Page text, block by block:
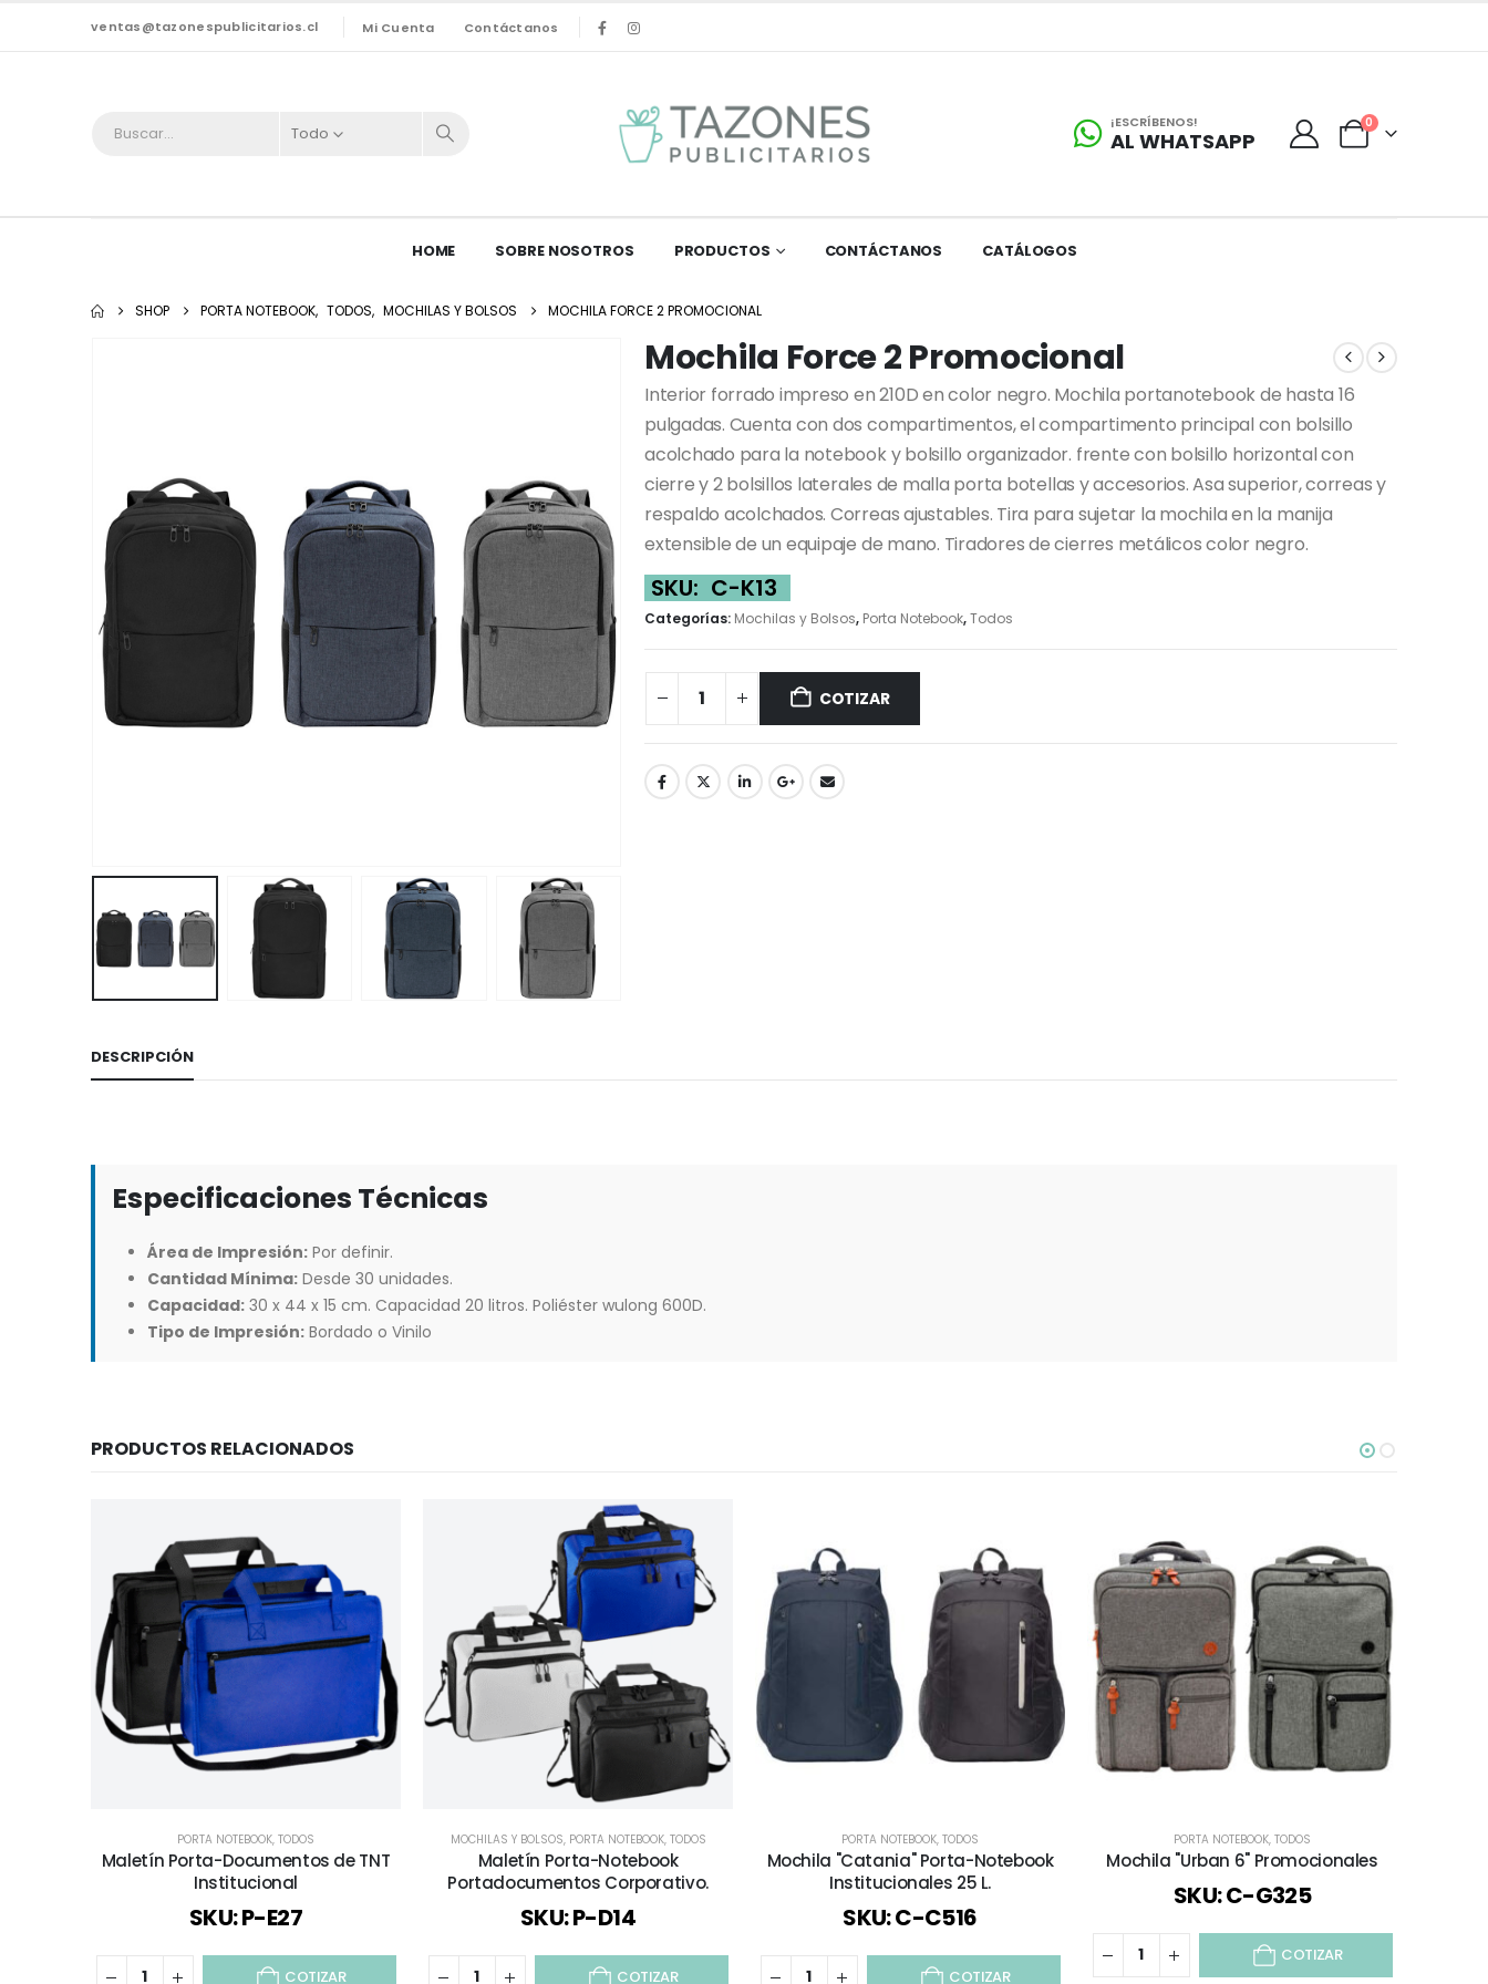
ventas@tazonespublicitarios.cl Mi Cuenta Contáctanos
Todo
¡ESCRÍBENOS!
AL WHATSAPP
0
HOME SOBRE NOSOTROS PRODUCTOS CONTÁCTANOS CATÁLOGOS
SHOP PORTA NOTEBOOK, TODOS, MOCHILAS Y BOLSOS MOCHILA FORCE 2 PROMOCIONAL
Mochila Force 2 Promocional
Interior forrado impreso en 210D en color negro. Mochila portanotebook de hasta 16
pulgadas. Cuenta con dos compartimentos, el compartimento principal con bolsillo
acolchado para la notebook y bolsillo organizador. frente con bolsillo horizontal con
cierre y 2 bolsillos laterales de malla porta botellas y accesorios. Asa superior, correas y
respaldo acolchados. Correas ajustables. Tira para sujetar la mochila en la manija
extensible de un equipaje de mano. Tiradores de cierres metálicos color negro.
SKU: C-K13
Categorías: Mochilas y Bolsos, Porta Notebook,Todos
COTIZAR
DESCRIPCIÓN
Especificaciones Técnicas
Área de Impresión: Por definir.
Cantidad Mínima: Desde 30 unidades.
Capacidad: 30 x 44 x 15 cm. Capacidad 20 litros. Poliéster wulong 600D.
Tipo de Impresión: Bordado o Vinilo
PRODUCTOS RELACIONADOS
PORTA NOTEBOOK, TODOS
Maletín Porta-Documentos de TNT
Institucional
SKU: P-E27
COTIZAR
MOCHILAS Y BOLSOS, PORTA NOTEBOOK, TODOS
Maletín Porta-Notebook
Portadocumentos Corporativo.
SKU: P-D14
COTIZAR
PORTA NOTEBOOK, TODOS
Mochila "Catania" Porta-Notebook
Institucionales 25 L.
SKU: C-C516
COTIZAR
PORTA NOTEBOOK, TODOS
Mochila "Urban 6" Promocionales
SKU: C-G325
COTIZAR